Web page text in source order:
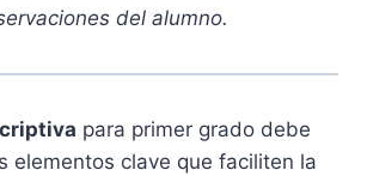
del alumno.
para primer grado debe
elementos clave que faciliten la